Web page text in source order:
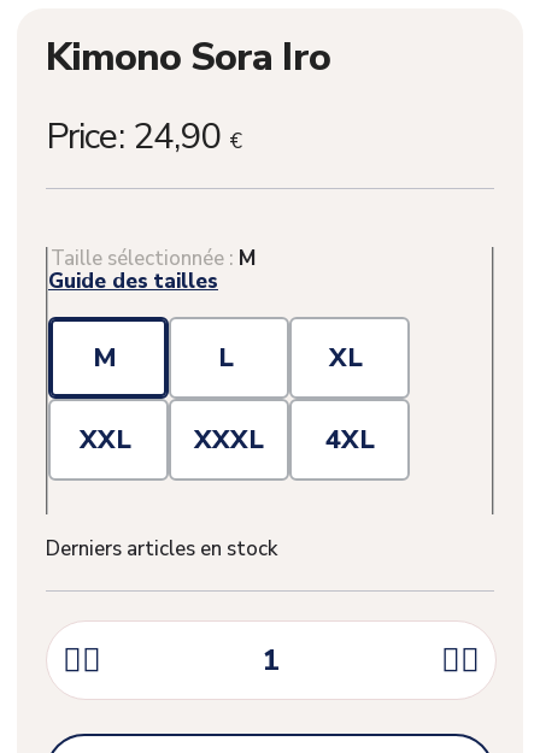
Kimono Sora Iro
Price: 24,90 €
Taille sélectionnée : M
Guide des tailles
M L XL
XXL XXXL 4XL
Derniers articles en stock
 